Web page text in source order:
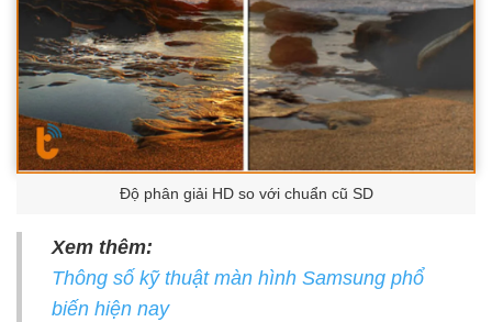
Độ phân giải HD so với chuẩn cũ SD
Xem thêm:
Thông số kỹ thuật màn hình Samsung phổ
biến hiện nay